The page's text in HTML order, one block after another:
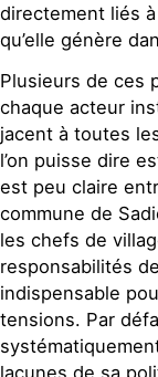
directement liés à
qu’elle génère
Plusieurs de ces
chaque acteur
jacent à toutes
l’on puisse dire
est peu claire
commune de
les chefs de
responsabilités
indispensable
tensions. Par
lacunes de sa